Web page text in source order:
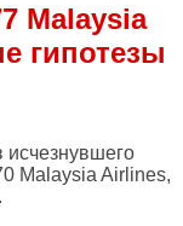
Malaysia
гипотезы
исчезнувшего
Malaysia Airlines,
.